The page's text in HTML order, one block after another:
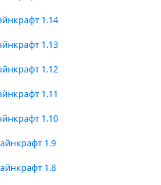
1.14
1.13
1.12
1.11
1.10
1.9
1.8